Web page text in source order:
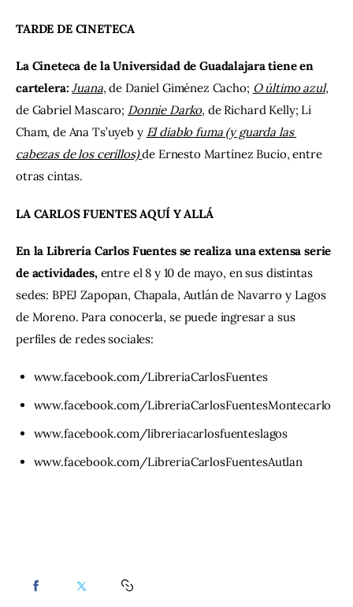
TARDE DE CINETECA
La Cineteca de la Universidad de Guadalajara tiene en
cartelera: Juana, de Daniel Giménez Cacho; O último azul,
de Gabriel Mascaro; Donnie Darko, de Richard Kelly; Li
Cham, de Ana Ts’uyeb y El diablo fuma (y guarda las
cabezas de los cerillos) de Ernesto Martínez Bucio, entre
otras cintas.
LA CARLOS FUENTES AQUÍ Y ALLÁ
En la Librería Carlos Fuentes se realiza una extensa serie
de actividades, entre el 8 y 10 de mayo, en sus distintas
sedes: BPEJ Zapopan, Chapala, Autlán de Navarro y Lagos
de Moreno. Para conocerla, se puede ingresar a sus
perfiles de redes sociales:
www.facebook.com/LibreriaCarlosFuentes
www.facebook.com/LibreriaCarlosFuentesMontecarlo
www.facebook.com/libreriacarlosfuenteslagos
www.facebook.com/LibreriaCarlosFuentesAutlan